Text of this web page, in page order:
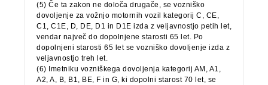
(5) Če ta zakon ne določa drugače, se vozniško
dovoljenje za vožnjo motornih vozil kategorij C, CE,
C1, C1E, D, DE, D1 in D1E izda z veljavnostjo petih let,
vendar največ do dopolnjene starosti 65 let. Po
dopolnjeni starosti 65 let se vozniško dovoljenje izda z
veljavnostjo treh let.
(6) Imetniku vozniškega dovoljenja kategorij AM, A1,
A2, A, B, B1, BE, F in G, ki dopolni starost 70 let, se